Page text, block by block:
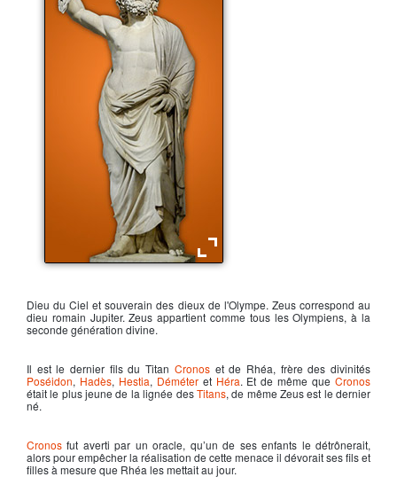
Dieu du Ciel et souverain des dieux de l'Olympe. Zeuscorrespond au
dieu romain Jupiter.Zeus appartient comme tous les Olympiens, à la
seconde génération divine.
Il est le dernier fils du Titan Cronoset de Rhéa, frère des divinités
Poséidon, Hadès, Hestia, Déméteret Héra. Et de même queCronos
était le plus jeune de la lignée desTitans, de même Zeusest le dernier
né.
Cronos fut averti par un oracle, qu’un de ses enfants le détrônerait,
alors pour empêcher la réalisation de cette menace il dévorait ses fils et
filles à mesure que Rhéa les mettait au jour.